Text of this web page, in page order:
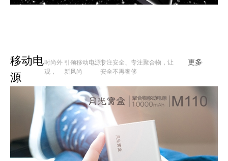
专注安全、专注聚合物，让
安全不再奢侈
移动电
源
引领移动电源
新风尚
更多
时尚外
观，
|